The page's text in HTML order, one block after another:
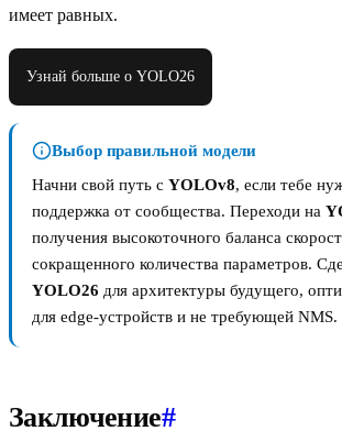
имеет равных.
Узнай больше о YOLO26
Выбор правильной модели
Начни свой путь с YOLOv8, если тебе
поддержка от сообщества. Переходи на
получения высокоточного баланса
сокращенного количества параметров.
YOLO26 для архитектуры будущего,
для edge-устройств и не требующей NMS.
Заключение#